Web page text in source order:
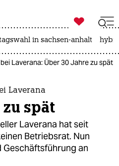
ich

taz zahl ich
in sachsen-anhalt
Laverana: Über 30 Jahre zu spät
Laverana
zu spät
Laverana hat seit
Betriebsrat. Nun
Geschäftsführung an